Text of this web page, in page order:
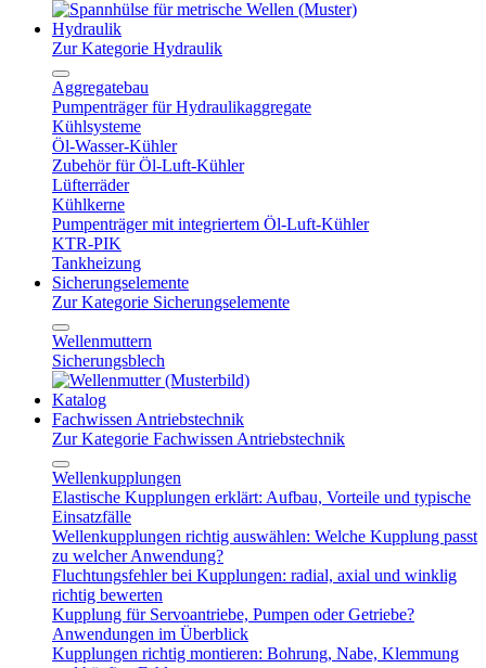
Hydraulik
Zur Kategorie Hydraulik
Aggregatebau
Pumpenträger für Hydraulikaggregate
Kühlsysteme
Öl-Wasser-Kühler
Zubehör für Öl-Luft-Kühler
Lüfterräder
Kühlkerne
Pumpenträger mit integriertem Öl-Luft-Kühler
KTR-PIK
Tankheizung
Sicherungselemente
Zur Kategorie Sicherungselemente
Wellenmuttern
Sicherungsblech
Katalog
Fachwissen Antriebstechnik
Zur Kategorie Fachwissen Antriebstechnik
Wellenkupplungen
Elastische Kupplungen erklärt: Aufbau, Vorteile und typische
Einsatzfälle
Wellenkupplungen richtig auswählen: Welche Kupplung passt
zu welcher Anwendung?
Fluchtungsfehler bei Kupplungen: radial, axial und winklig
richtig bewerten
Kupplung für Servoantriebe, Pumpen oder Getriebe?
Anwendungen im Überblick
Kupplungen richtig montieren: Bohrung, Nabe, Klemmung